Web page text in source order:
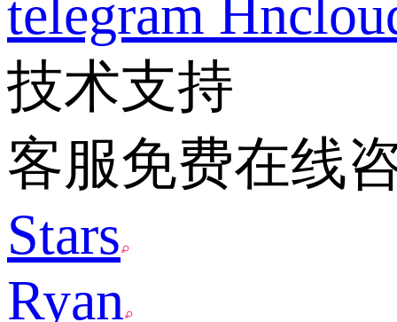
telegram
技术支持
客服免费在线
Stars
Ryan